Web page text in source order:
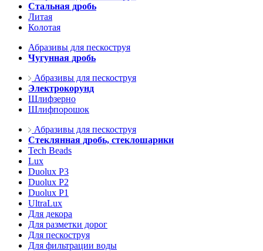
Стальная дробь
Литая
Колотая
Абразивы для пескоструя
Чугунная дробь
Абразивы для пескоструя
Электрокорунд
Шлифзерно
Шлифпорошок
Абразивы для пескоструя
Стеклянная дробь, стеклошарики
Tech Beads
Lux
Duolux P3
Duolux P2
Duolux P1
UltraLux
Для декора
Для разметки дорог
Для пескоструя
Для фильтрации воды